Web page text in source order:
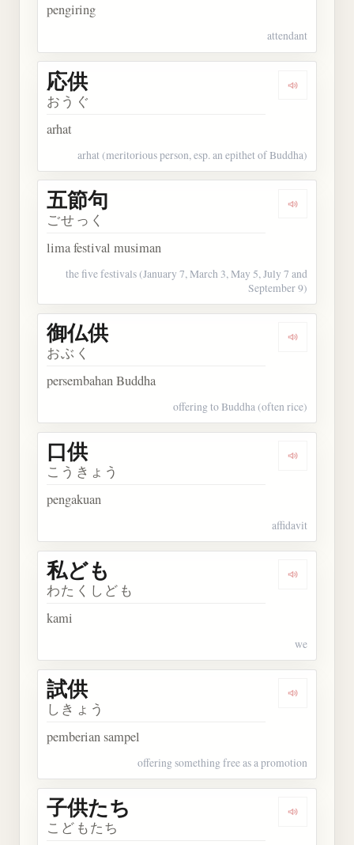
pengiring
attendant
Dengarkan
応供
おうぐ
arhat
arhat (meritorious person, esp. an epithet of Buddha)
Dengarkan
五節句
ごせっく
lima festival musiman
the five festivals (January 7, March 3, May 5, July 7 and
September 9)
Dengarkan
御仏供
おぶく
persembahan Buddha
offering to Buddha (often rice)
Dengarkan
口供
こうきょう
pengakuan
affidavit
Dengarkan
私ども
わたくしども
kami
we
Dengarkan
試供
しきょう
pemberian sampel
offering something free as a promotion
Dengarkan
子供たち
こどもたち